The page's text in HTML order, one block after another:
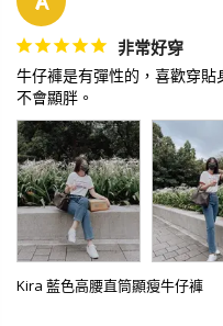
非常好穿
牛仔褲是有彈性的，喜歡穿貼
不會顯胖。
Kira 藍色高腰直筒顯瘦牛仔褲